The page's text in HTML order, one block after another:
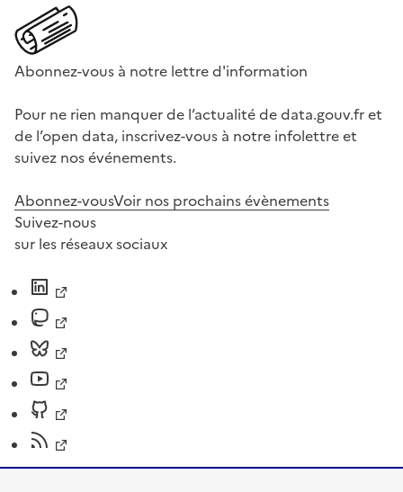
Abonnez-vous à notre lettre d'information
Pour ne rien manquer de l’actualité de data.gouv.fr et
de l’open data, inscrivez-vous à notre infolettre et
suivez nos événements.
Abonnez-vousVoir nos prochains évènements
Suivez-nous
sur les réseaux sociaux